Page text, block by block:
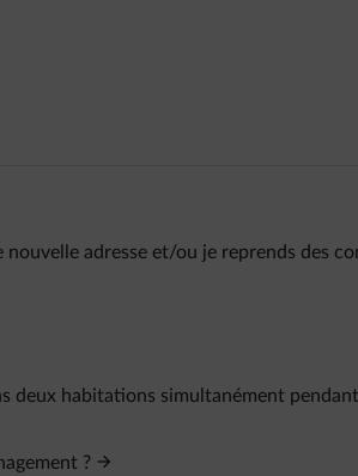
nouvelle adresse et/ou je reprends des
deux habitations simultanément
?